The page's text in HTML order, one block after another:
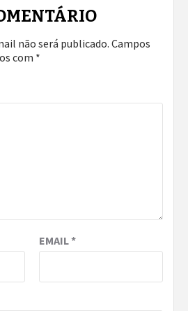
não será publicado. Campos
com *
EMAIL*